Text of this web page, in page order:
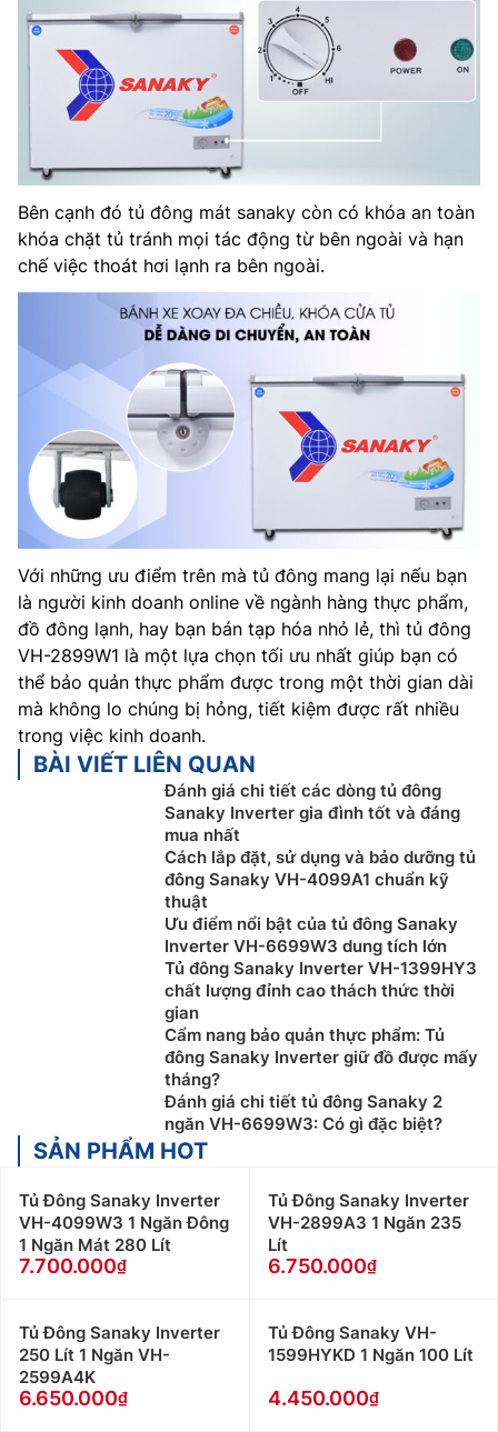
Bên cạnh đó tủ đông mát sanaky còn có khóa an toàn
khóa chặt tủ tránh mọi tác động từ bên ngoài và hạn
chế việc thoát hơi lạnh ra bên ngoài.
Với những ưu điểm trên mà tủ đông mang lại nếu bạn
là người kinh doanh online về ngành hàng thực phẩm,
đồ đông lạnh, hay bạn bán tạp hóa nhỏ lẻ, thì tủ đông
VH-2899W1 là một lựa chọn tối ưu nhất giúp bạn có
thể bảo quản thực phẩm được trong một thời gian dài
mà không lo chúng bị hỏng, tiết kiệm được rất nhiều
trong việc kinh doanh.
BÀI VIẾT LIÊN QUAN
Đánh giá chi tiết các dòng tủ đông
Sanaky Inverter gia đình tốt và đáng
mua nhất
Cách lắp đặt, sử dụng và bảo dưỡng tủ
đông Sanaky VH-4099A1 chuẩn kỹ
thuật
Ưu điểm nổi bật của tủ đông Sanaky
Inverter VH-6699W3 dung tích lớn
Tủ đông Sanaky Inverter VH-1399HY3
chất lượng đỉnh cao thách thức thời
gian
Cẩm nang bảo quản thực phẩm: Tủ
đông Sanaky Inverter giữ đồ được mấy
tháng?
Đánh giá chi tiết tủ đông Sanaky 2
ngăn VH-6699W3: Có gì đặc biệt?
SẢN PHẨM HOT
Tủ Đông Sanaky Inverter
VH-4099W3 1 Ngăn Đông
1 Ngăn Mát 280 Lít
7.700.000
Tủ Đông Sanaky Inverter
VH-2899A3 1 Ngăn 235
Lít
6.750.000
Tủ Đông Sanaky Inverter
250 Lít 1 Ngăn VH-
2599A4K
6.650.000
Tủ Đông Sanaky VH-
1599HYKD 1 Ngăn 100 Lít
4.450.000